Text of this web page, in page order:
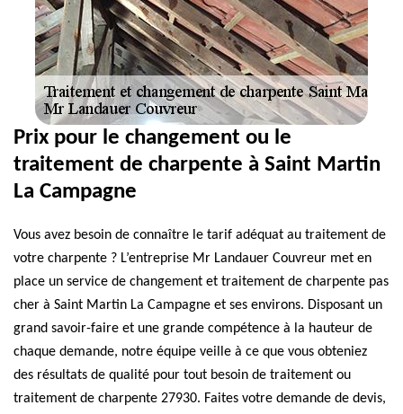
Prix pour le changement ou le
traitement de charpente à Saint Martin
La Campagne
Vous avez besoin de connaître le tarif adéquat au traitement de
votre charpente ? L’entreprise Mr Landauer Couvreur met en
place un service de changement et traitement de charpente pas
cher à Saint Martin La Campagne et ses environs. Disposant un
grand savoir-faire et une grande compétence à la hauteur de
chaque demande, notre équipe veille à ce que vous obteniez
des résultats de qualité pour tout besoin de traitement ou
traitement de charpente 27930. Faites votre demande de devis,